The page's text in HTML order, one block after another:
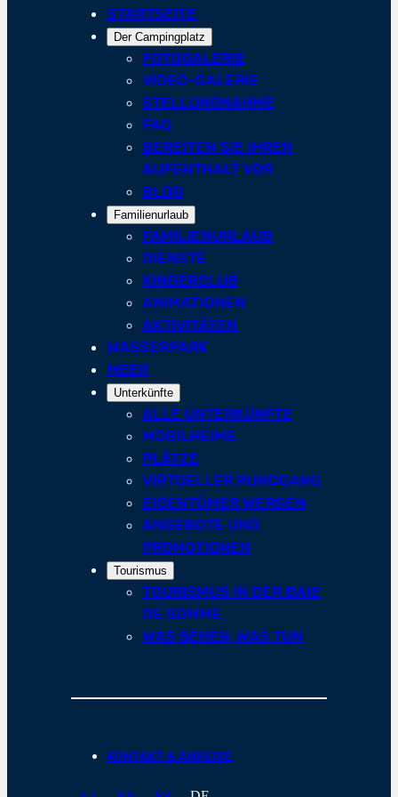
STARTSEITE
Der Campingplatz
FOTOGALERIE
VIDEO-GALERIE
STELLUNGNAHME
FAQ
BEREITEN SIE IHREN
AUFENTHALT VOR
BLOG
Familienurlaub
FAMILIENURLAUB
DIENSTE
KINDERCLUB
ANIMATIONEN
AKTIVITÄTEN
WASSERPARK
MEER
Unterkünfte
ALLE UNTERKÜNFTE
MOBILHEIME
PLÄTZE
VIRTUELLER RUNDGANG
EIGENTÜMER WERDEN
ANGEBOTE UND
PROMOTIONEN
Tourismus
TOURISMUS IN DER BAIE
DE SOMME
WAS SEHEN, WAS TUN
KONTAKT & ANREISE